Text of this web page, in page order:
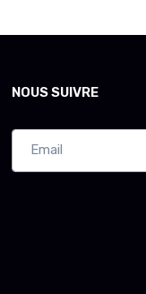
NOUS SUIVRE